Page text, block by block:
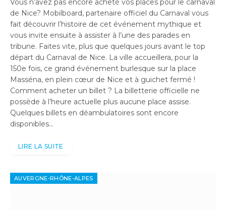
Vous n’avez pas encore acheté vos places pour le carnaval
de Nice? Mobilboard, partenaire officiel du Carnaval vous
fait découvrir l’histoire de cet événement mythique et
vous invite ensuite à assister à l’une des parades en
tribune. Faites vite, plus que quelques jours avant le top
départ du Carnaval de Nice. La ville accueillera, pour la
150e fois, ce grand événement burlesque sur la place
Masséna, en plein cœur de Nice et à guichet fermé !
Comment acheter un billet ? La billetterie officielle ne
possède à l’heure actuelle plus aucune place assise.
Quelques billets en déambulatoires sont encore
disponibles…
LIRE LA SUITE
AUVERGNE-RHÔNE-ALPES